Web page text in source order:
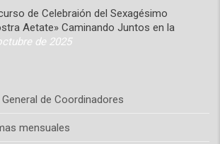
de Celebraión del Sexagésimo
Aetate» Caminando Juntos en la
de 2025
de Coordinadores
mensuales